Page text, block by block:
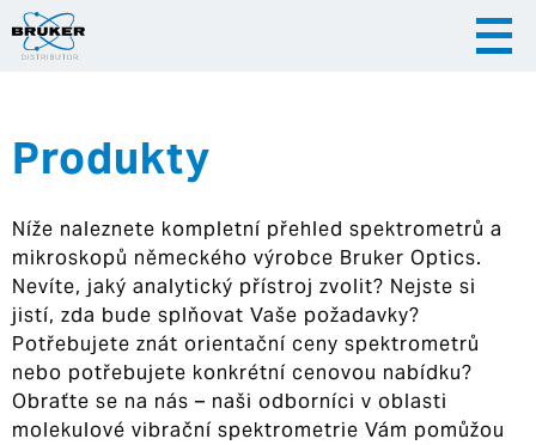
|
Hrvatska
Produkty
Níže naleznete kompletní přehled spektrometrů a
mikroskopů německého výrobce Bruker Optics.
Nevíte, jaký analytický přístroj zvolit? Nejste si
jistí, zda bude splňovat Vaše požadavky?
Potřebujete znát orientační ceny spektrometrů
nebo potřebujete konkrétní cenovou nabídku?
Obraťte se na nás – naši odborníci v oblasti
molekulové vibrační spektrometrie Vám pomůžou